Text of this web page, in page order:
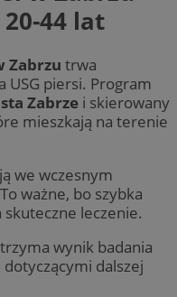
44 lat
Zabrzu trwa
USG piersi. Program
Zabrze i skierowany
mieszkają na terenie
we wczesnym
ważne, bo szybka
skuteczne leczenie.
wynik badania
dalszej